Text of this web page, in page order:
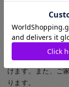
ギフト包装
お箸のギフト用の
けます。また、ご
ります。